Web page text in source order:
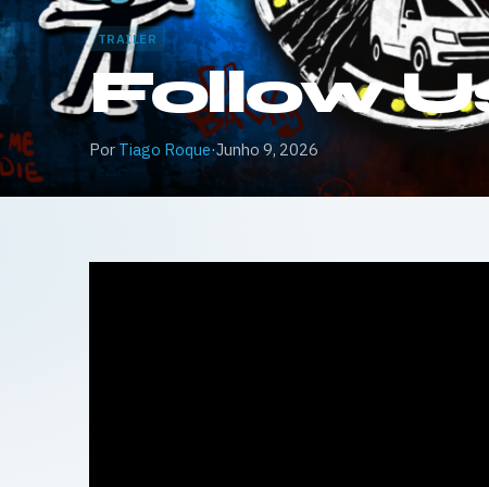
TRAILER
Follow
Por Tiago Roque·Junho 9, 2026